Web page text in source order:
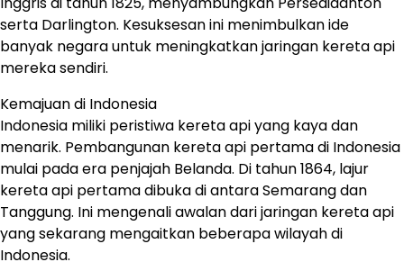
serta Darlington. Kesuksesan ini menimbulkan ide
banyak negara untuk meningkatkan jaringan kereta api
mereka sendiri.
Kemajuan di Indonesia
Indonesia miliki peristiwa kereta api yang kaya dan
menarik. Pembangunan kereta api pertama di Indonesia
mulai pada era penjajah Belanda. Di tahun 1864, lajur
kereta api pertama dibuka di antara Semarang dan
Tanggung. Ini mengenali awalan dari jaringan kereta api
yang sekarang mengaitkan beberapa wilayah di
Indonesia.